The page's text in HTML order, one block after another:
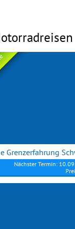
Grenzerfahrung
Nächster Termin: